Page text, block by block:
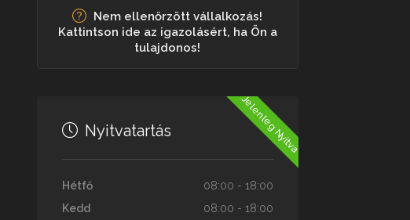
Nem ellenőrzött vállalkozás!
Kattintson ide az igazolásért, ha Ön a
tulajdonos!
Jelenleg Nyitva
Nyitvatartás
Hétfő
08:00 - 18:00
Kedd
08:00 - 18:00